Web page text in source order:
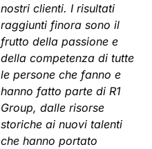
nostri clienti. I risultati
raggiunti finora sono il
frutto della passione e
della competenza di tutte
le persone che fanno e
hanno fatto parte di R1
Group, dalle risorse
storiche ai nuovi talenti
che hanno portato